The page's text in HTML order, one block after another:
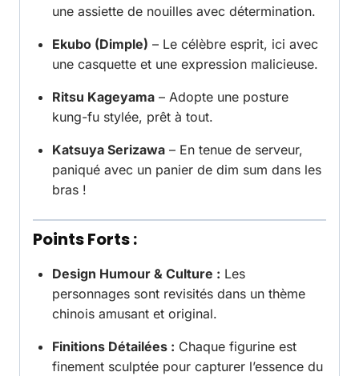
une assiette de nouilles avec détermination.
Ekubo (Dimple) – Le célèbre esprit, ici avec
une casquette et une expression malicieuse.
Ritsu Kageyama – Adopte une posture
kung-fu stylée, prêt à tout.
Katsuya Serizawa – En tenue de serveur,
paniqué avec un panier de dim sum dans les
bras !
Points Forts :
Design Humour & Culture : Les
personnages sont revisités dans un thème
chinois amusant et original.
Finitions Détailées : Chaque figurine est
finement sculptée pour capturer l’essence du